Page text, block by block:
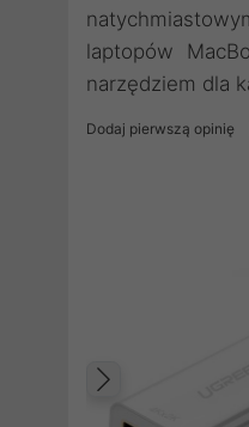
laptopów
narzędziem dla
Dodaj pierwszą opinię